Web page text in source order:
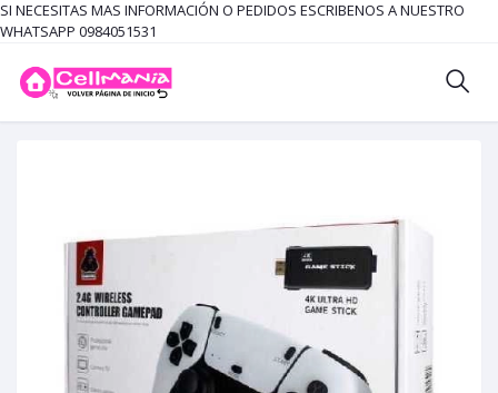
SI NECESITAS MAS INFORMACIÓN O PEDIDOS ESCRIBENOS A NUESTRO
WHATSAPP 0984051531